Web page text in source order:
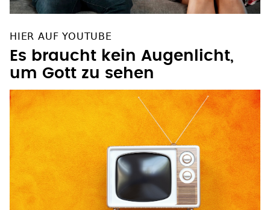
HIER AUF YOUTUBE
Es braucht kein Augenlicht,
um Gott zu sehen